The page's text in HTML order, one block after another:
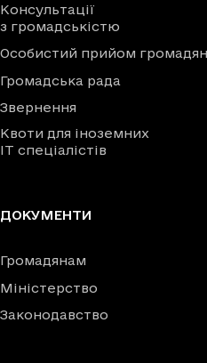
Консультації
з громадськістю
Особистий прийом громадян
Громадська рада
Звернення
Квоти для іноземних
IT спеціалістів
ДОКУМЕНТИ
Громадянам
Міністерство
Законодавство